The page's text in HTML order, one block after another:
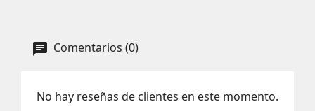
Comentarios (0)
No hay reseñas de clientes en este momento.